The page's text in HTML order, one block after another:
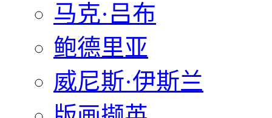
马克·吕布
鲍德里亚
威尼斯·伊斯兰